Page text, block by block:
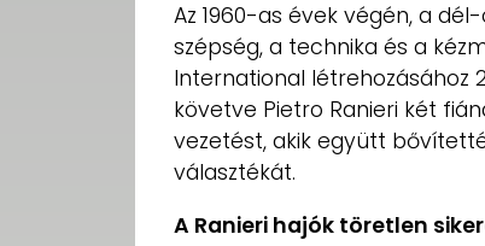
Az 1960-as évek végén, a
szépség, a technika és a
International létrehozásához
követve Pietro Ranieri két
vezetést, akik együtt
választékát.
A Ranieri hajók töretlen